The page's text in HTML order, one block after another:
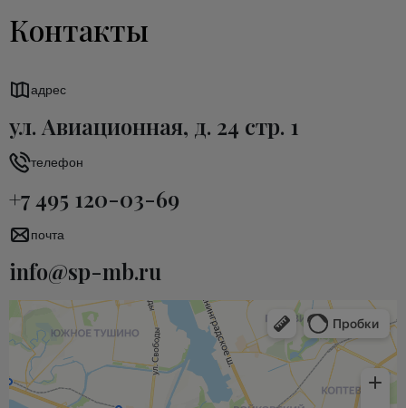
Контакты
адрес
ул. Авиационная, д. 24 стр. 1
телефон
+7 495 120-03-69
почта
info@sp-mb.ru